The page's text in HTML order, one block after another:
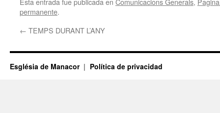
permanente.
← TEMPS DURANT L’ANY
Església de Manacor Política de privacidad